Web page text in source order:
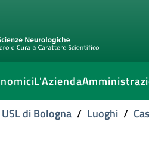
L'Azienda
di Bologna / Luoghi /